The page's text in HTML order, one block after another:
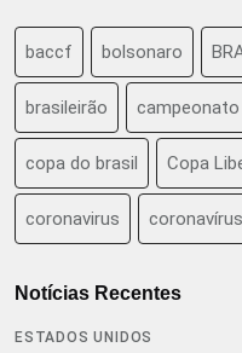
baccf bolsonaro
brasileirão
copa do brasil Copa
coronavirus coronavírus
Notícias Recentes
ESTADOS UNIDOS